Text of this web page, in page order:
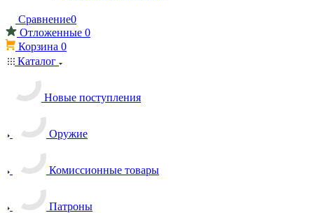
Сравнение0
Отложенные 0
Корзина 0
Каталог
Новые поступления
Оружие
Комиссионные товары
Патроны